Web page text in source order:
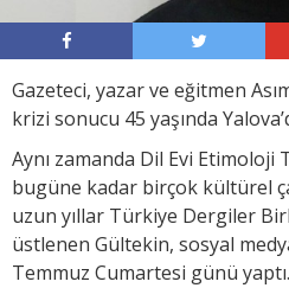
Gazeteci, yazar ve eğitmen
krizi sonucu 45 yaşında
Aynı zamanda Dil Evi Etimoloji
bugüne kadar birçok kültürel
uzun yıllar Türkiye Dergiler
üstlenen Gültekin, sosyal
Temmuz Cumartesi günü yaptı.